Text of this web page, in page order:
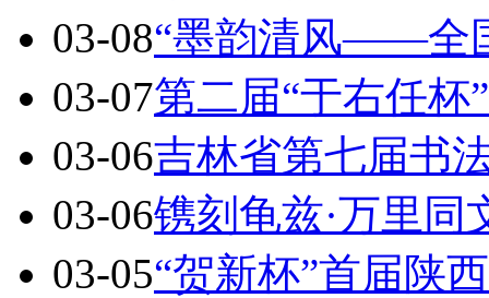
03-08“墨韵清风——全
03-07第二届“于右任
03-06吉林省第七届书
03-06镌刻龟兹·万里
03-05“贺新杯”首届陕